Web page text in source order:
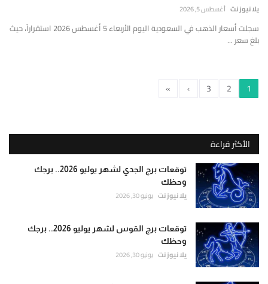
يلا نيوز نت أغسطس 5, 2026
سجلت أسعار الذهب في السعودية اليوم الأربعاء 5 أغسطس 2026 استقراراً، حيث
بلغ سعر ...
1
2
3
›
»
الأكثر قراءة
توقعات برج الجدي لشهر يوليو 2026.. برجك
وحظك
يلا نيوز نت يونيو 30, 2026
توقعات برج القوس لشهر يوليو 2026.. برجك
وحظك
يلا نيوز نت يونيو 30, 2026